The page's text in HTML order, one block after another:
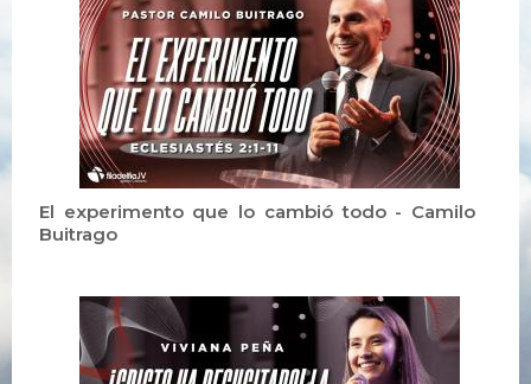
El experimento que lo cambió todo - Camilo
Buitrago